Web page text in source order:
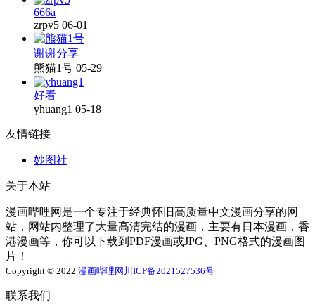
666a
zrpv5 06-01
谢谢分享
熊猫1号 05-29
好看
yhuang1 05-18
友情链接
妙图社
关于本站
漫画哔哩网是一个专注于经典怀旧高质量中文漫画分享的网
站，网站内整理了大量高清完结的漫画，主要有日本漫画，香
港漫画等，你可以下载到PDF漫画或JPG、PNG格式的漫画图
片！
Copyright © 2022 漫画哔哩网 川ICP备2021527536号
联系我们